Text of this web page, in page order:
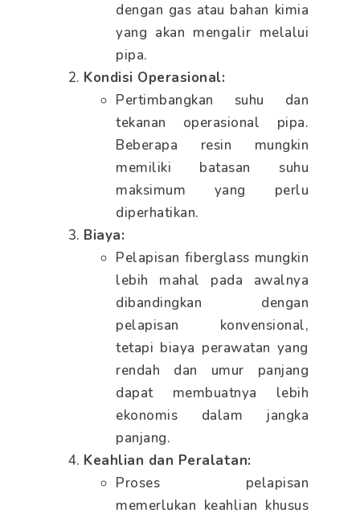
dengan gas atau bahan kimia
yang akan mengalir melalui
pipa.
Kondisi Operasional:
Pertimbangkan suhu dan
tekanan operasional pipa.
Beberapa resin mungkin
memiliki batasan suhu
maksimum yang perlu
diperhatikan.
Biaya:
Pelapisan fiberglass mungkin
lebih mahal pada awalnya
dibandingkan dengan
pelapisan konvensional,
tetapi biaya perawatan yang
rendah dan umur panjang
dapat membuatnya lebih
ekonomis dalam jangka
panjang.
Keahlian dan Peralatan:
Proses pelapisan
memerlukan keahlian khusus